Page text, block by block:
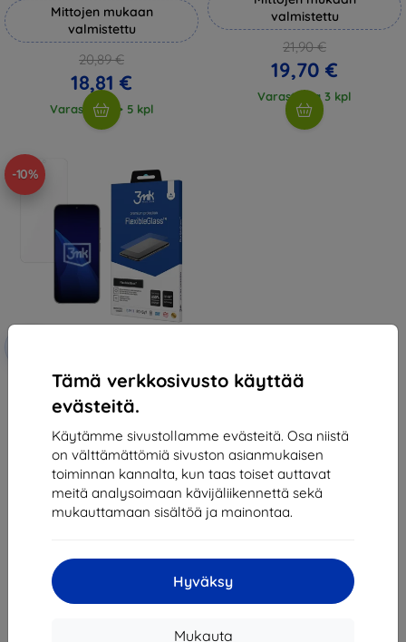
Tämä verkkosivusto käyttää
evästeitä.
Käytämme sivustollamme evästeitä. Osa niistä
on välttämättömiä sivuston asianmukaisen
toiminnan kannalta, kun taas toiset auttavat
meitä analysoimaan kävijäliikennettä sekä
mukauttamaan sisältöä ja mainontaa.
Hyväksy
Mukauta
Mittojen mukaan
valmistettu
20,89 €
18,81 €
Varastossa > 5 kpl
valmistettu
21,90 €
19,70 €
Varastossa 3 kpl
-10%
3mk FlexibleGlass Hybrid glass
for Huawei Nova 14
12,90 €
11,61 €
Varastossa 1 kpl
yhteensä5.